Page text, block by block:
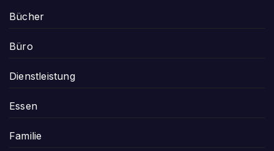
Bücher
Büro
Dienstleistung
Essen
Familie